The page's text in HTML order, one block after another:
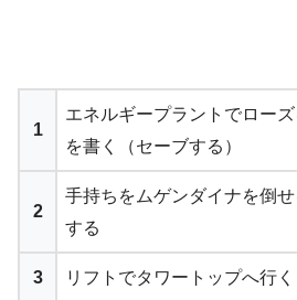
1
エネルギープラントでロー
を書く（セーブする）
2
手持ちをムゲンダイナを倒
する
3 リフトでタワートップへ行く